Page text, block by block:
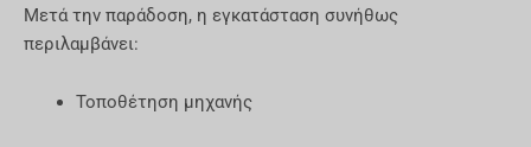
Μετά την παράδοση, η εγκατάσταση συνήθως
περιλαμβάνει:
Τοποθέτηση μηχανής